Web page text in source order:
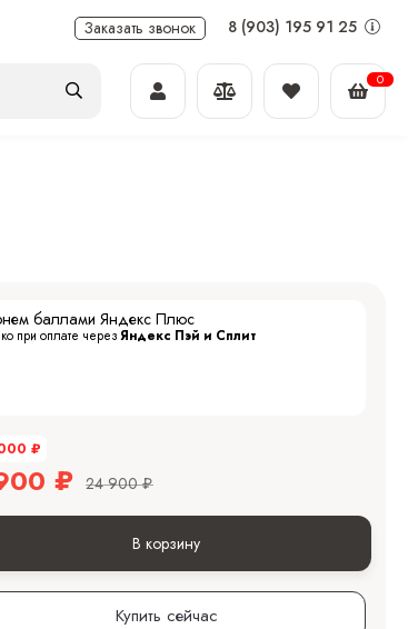
Заказать звонок 8 (903) 195 91 25
0
баллами Яндекс Плюс
при оплате черезЯндекс Пэй и Сплит
₽
₽ 24 900 ₽
В корзину
Купить сейчас